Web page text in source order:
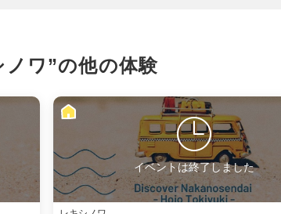
URLをコピー
ノワ”の他の体験
イベントは終了しました